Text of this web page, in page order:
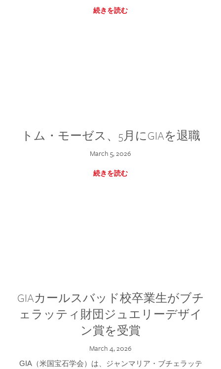
続きを読む
トム・モーゼス、5月にGIAを退職
March 5, 2026
続きを読む
GIAカールスバッド校卒業生がブチ
ェラッティ財団ジュエリーデザイ
ン賞を受賞
March 4, 2026
GIA（米国宝石学会）は、ジャンマリア・ブチェラッテ